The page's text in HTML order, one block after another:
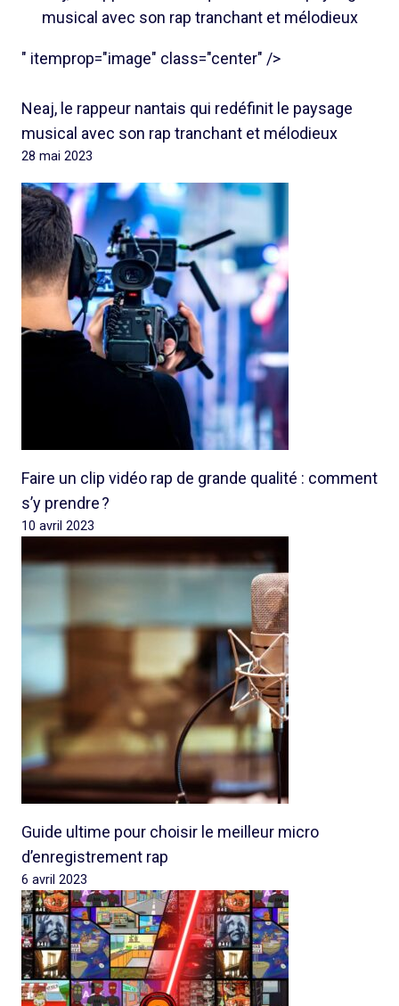
musical avec son rap tranchant et mélodieux
" itemprop="image" class="center" />
Neaj, le rappeur nantais qui redéfinit le paysage
musical avec son rap tranchant et mélodieux
28 mai 2023
Faire un clip vidéo rap de grande qualité : comment
s’y prendre ?
10 avril 2023
Guide ultime pour choisir le meilleur micro
d’enregistrement rap
6 avril 2023